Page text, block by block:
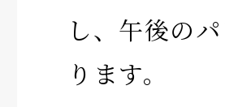
し、午後の
ります。